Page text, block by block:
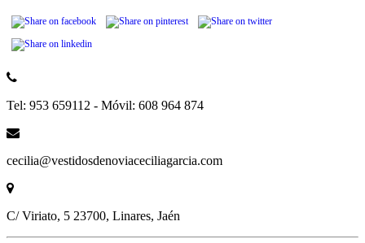
Tel: 953 659112 - Móvil: 608 964 874
cecilia@vestidosdenoviaceciliagarcia.com
C/ Viriato, 5 23700, Linares, Jaén